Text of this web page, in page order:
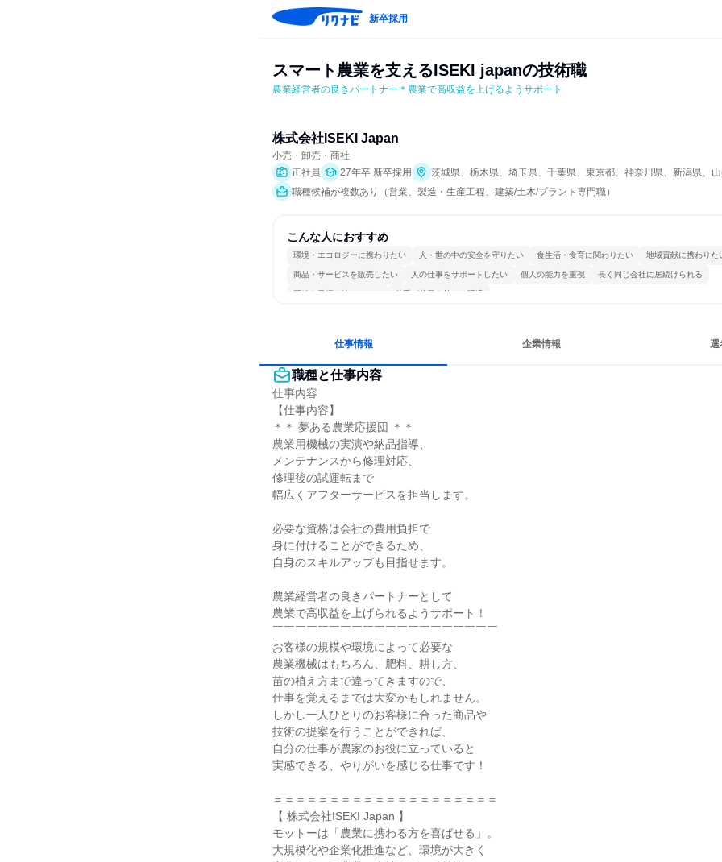
新卒採用
スマート農業を支えるISEKI japanの技術職
農業経営者の良きパートナー＊農業で高収益を上げるようサポート
株式会社ISEKI Japan
小売・卸売・商社
正社員
27年卒 新卒採用
茨城県、栃木県、埼玉県、千葉県、東京都、神奈川県、新潟県、
職種候補が複数あり（営業、製造・生産工程、建築/土木/プラント専門職）
こんな人におすすめ
環境・エコロジーに携わりたい 人・世の中の安全を守りたい 食生活・食育に関わりたい 地域貢献に携わりた
商品・サービスを販売したい 人の仕事をサポートしたい 個人の能力を重視 長く同じ会社に居続けられる
明確な目標を追いかける 若手が裁量を持てる環境
仕事情報 企業情報 選
職種と仕事内容
仕事内容
【仕事内容】
＊＊ 夢ある農業応援団 ＊＊
農業用機械の実演や納品指導、
メンテナンスから修理対応、
修理後の試運転まで
幅広くアフターサービスを担当します。
必要な資格は会社の費用負担で
身に付けることができるため、
自身のスキルアップも目指せます。
農業経営者の良きパートナーとして
農業で高収益を上げられるようサポート！
￣￣￣￣￣￣￣￣￣￣￣￣￣￣￣￣￣￣￣￣
お客様の規模や環境によって必要な
農業機械はもちろん、肥料、耕し方、
苗の植え方まで違ってきますので、
仕事を覚えるまでは大変かもしれません。
しかし一人ひとりのお客様に合った商品や
技術の提案を行うことができれば、
自分の仕事が農家のお役に立っていると
実感できる、やりがいを感じる仕事です！
＝＝＝＝＝＝＝＝＝＝＝＝＝＝＝＝＝＝＝＝
【 株式会社ISEKI Japan 】
モットーは「農業に携わる方を喜ばせる」。
大規模化や企業化推進など、環境が大きく